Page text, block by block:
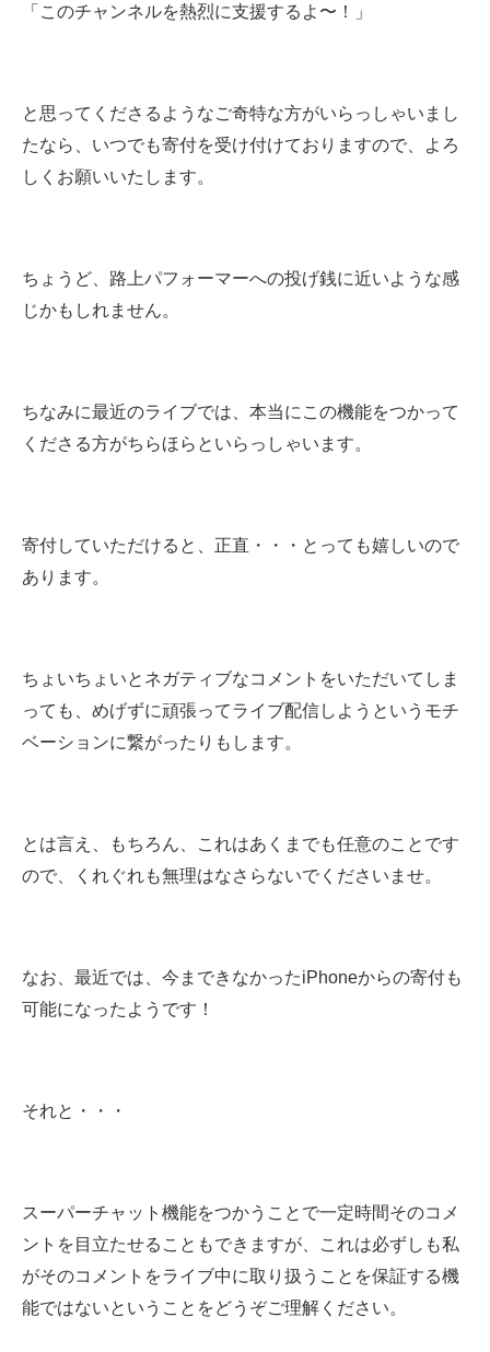
「このチャンネルを熱烈に支援するよ〜！」
と思ってくださるようなご奇特な方がいらっしゃいまし
たなら、いつでも寄付を受け付けておりますので、よろ
しくお願いいたします。
ちょうど、路上パフォーマーへの投げ銭に近いような感
じかもしれません。
ちなみに最近のライブでは、本当にこの機能をつかって
くださる方がちらほらといらっしゃいます。
寄付していただけると、正直・・・とっても嬉しいので
あります。
ちょいちょいとネガティブなコメントをいただいてしま
っても
、めげずに頑張ってライブ配信しようというモチ
ベーションに繋がったりもします。
とは言え、もちろん、これはあくまでも任意のことです
ので、くれぐれも無理はなさらないでくださいませ。
なお、最近では、今まできなかったiPhoneからの寄付も
可能になったようです！
それと・・・
スーパーチャット機能をつかうことで一定時間そのコメ
ントを目立たせることもできますが、これは必ずしも私
がそのコメントをライブ中に取り扱うことを保証する機
能ではないということをどうぞご理解ください。